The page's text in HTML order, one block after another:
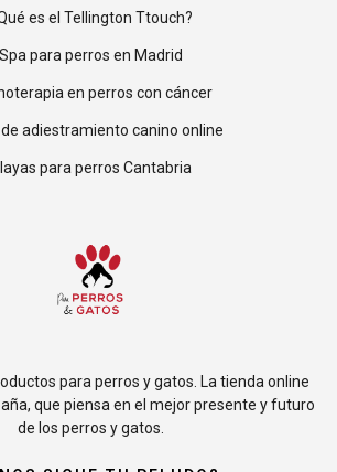
es el Tellington Ttouch?
Spa para perros en Madrid
en perros con cáncer
adiestramiento canino online
para perros Cantabria
para perros y gatos. La tienda online
que piensa en el mejor presente y futuro
de los perros y gatos.